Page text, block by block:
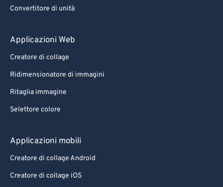
Convertitore di unità
Applicazioni Web
Creatore di collage
Ridimensionatore di immagini
Ritaglia immagine
Selettore colore
Applicazioni mobili
Creatore di collage Android
Creatore di collage iOS